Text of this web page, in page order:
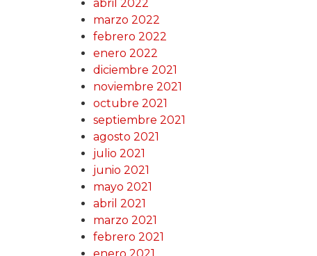
abril 2022
marzo 2022
febrero 2022
enero 2022
diciembre 2021
noviembre 2021
octubre 2021
septiembre 2021
agosto 2021
julio 2021
junio 2021
mayo 2021
abril 2021
marzo 2021
febrero 2021